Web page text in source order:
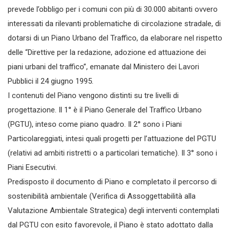
prevede l’obbligo per i comuni con più di 30.000 abitanti ovvero
interessati da rilevanti problematiche di circolazione stradale, di
dotarsi di un Piano Urbano del Traffico, da elaborare nel rispetto
delle “Direttive per la redazione, adozione ed attuazione dei
piani urbani del traffico”, emanate dal Ministero dei Lavori
Pubblici il 24 giugno 1995.
I contenuti del Piano vengono distinti su tre livelli di
progettazione. Il 1° è il Piano Generale del Traffico Urbano
(PGTU), inteso come piano quadro. Il 2° sono i Piani
Particolareggiati, intesi quali progetti per l’attuazione del PGTU
(relativi ad ambiti ristretti o a particolari tematiche). Il 3° sono i
Piani Esecutivi.
Predisposto il documento di Piano e completato il percorso di
sostenibilità ambientale (Verifica di Assoggettabilità alla
Valutazione Ambientale Strategica) degli interventi contemplati
dal PGTU con esito favorevole, il Piano è stato adottato dalla